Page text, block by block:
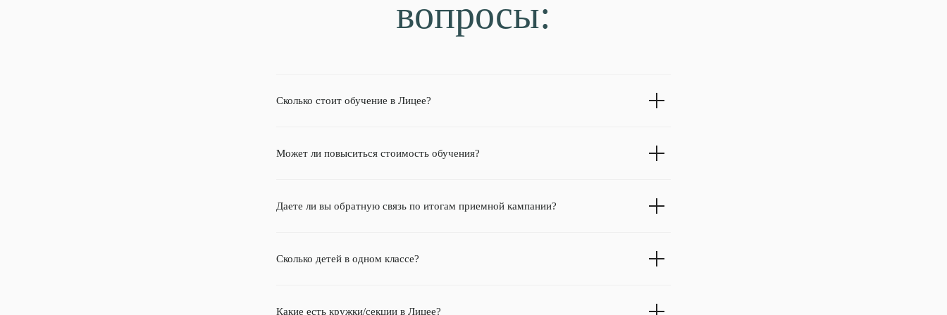
вопросы:
Сколько стоит обучение в Лицее?
Может ли повыситься стоимость обучения?
Даете ли вы обратную связь по итогам приемной кампании?
Сколько детей в одном классе?
Какие есть кружки/секции в Лицее?